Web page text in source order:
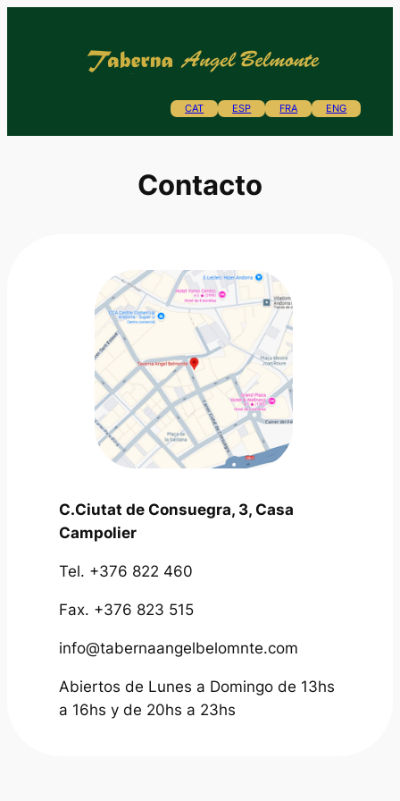
CAT ESP FRA ENG
Contacto
C.Ciutat de Consuegra, 3, Casa
Campolier
Tel. +376 822 460
Fax. +376 823 515
info@tabernaangelbelomnte.com
Abiertos de Lunes a Domingo de 13hs
a 16hs y de 20hs a 23hs